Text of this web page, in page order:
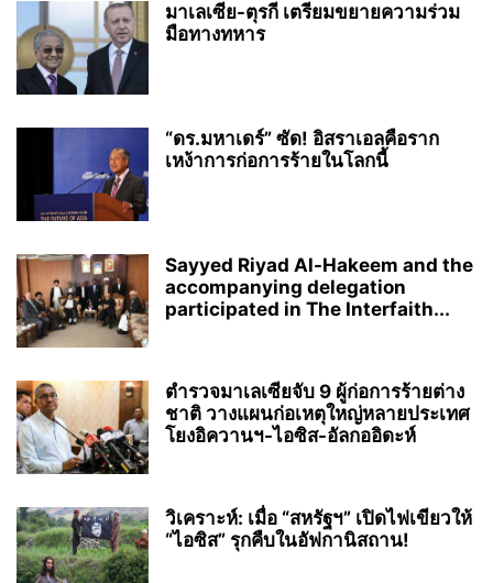
มาเลเซีย-ตุรกี เตรียมขยายความร่วม
มือทางทหาร
“ดร.มหาเดร์” ซัด! อิสราเอลคือราก
เหง้าการก่อการร้ายในโลกนี้
Sayyed Riyad Al-Hakeem and the
accompanying delegation
participated in The Interfaith...
ตำรวจมาเลเซียจับ 9 ผู้ก่อการร้ายต่าง
ชาติ วางแผนก่อเหตุใหญ่หลายประเทศ
โยงอิควานฯ-ไอซิส-อัลกออิดะห์
วิเคราะห์: เมื่อ “สหรัฐฯ” เปิดไฟเขียวให้
“ไอซิส” รุกคืบในอัฟกานิสถาน!